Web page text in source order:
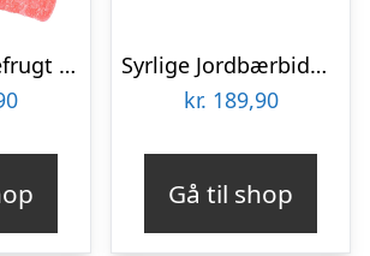
Malaco Grapefrugt Soda Flaske i Økonomipakke – 2,09 kg
Syrlige Jordbærbidder Storpak – 2 kg
kr. 189,90
Gå til shop